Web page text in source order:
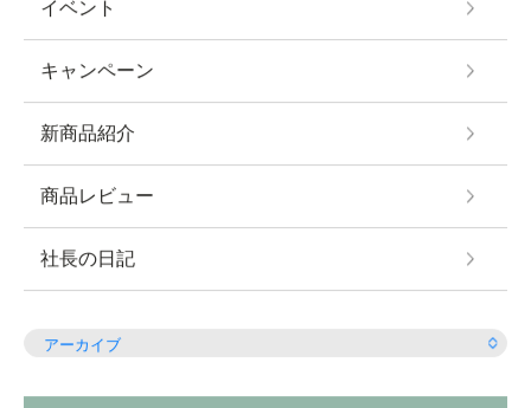
イベント
キャンペーン
新商品紹介
商品レビュー
社長の日記